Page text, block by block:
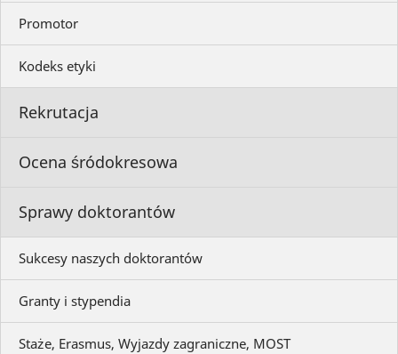
Promotor
Kodeks etyki
Rekrutacja
Ocena śródokresowa
Sprawy doktorantów
Sukcesy naszych doktorantów
Granty i stypendia
Staże, Erasmus, Wyjazdy zagraniczne, MOST